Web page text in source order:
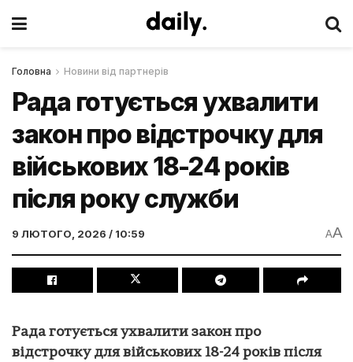
Головна Новини від партнерів
Рада готується ухвалити
закон про відстрочку для
військових 18-24 років
після року служби
9 ЛЮТОГО, 2026 / 10:59 AA
Рада готується ухвалити закон про
відстрочку для військових 18-24 років після